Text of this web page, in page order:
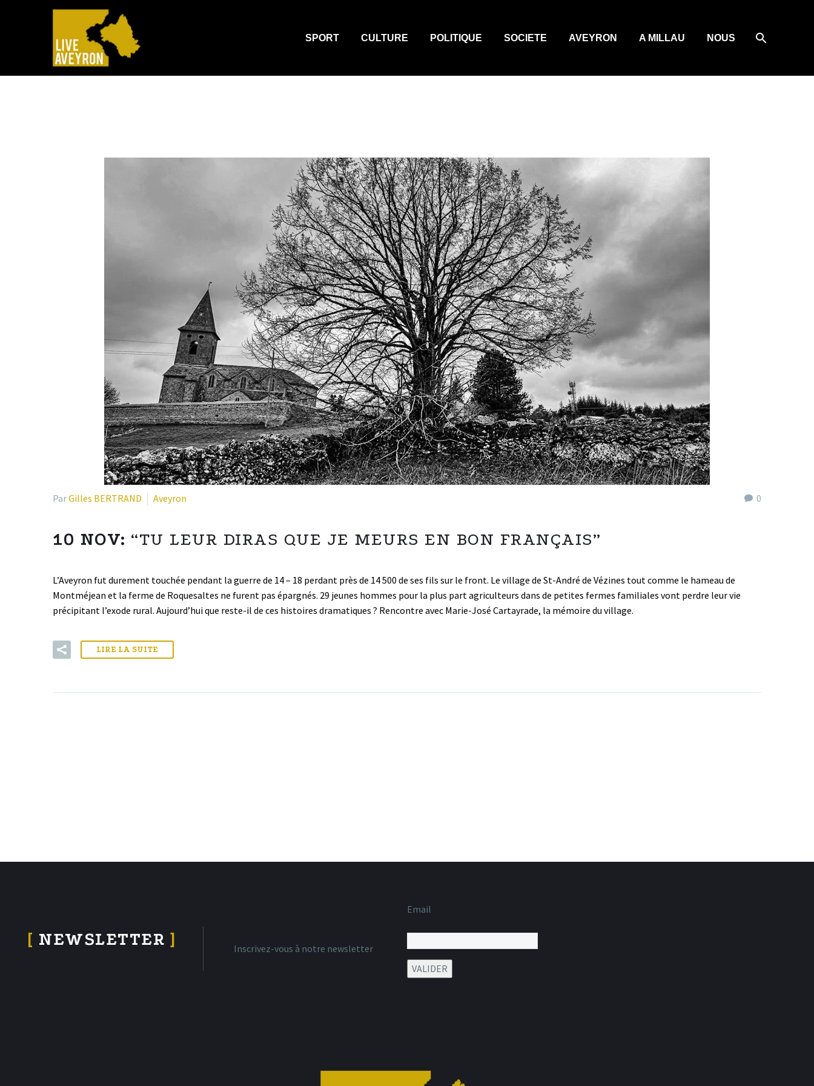
SPORT CULTURE POLITIQUE SOCIETE AVEYRON A MILLAU NOUS
0
ParGilles BERTRAND Aveyron
10 NOV: “TU LEUR DIRAS QUE JE MEURS EN BON FRANÇAIS”
L’Aveyron fut durement touchée pendant la guerre de 14 – 18 perdant près de 14 500 de ses fils sur le front. Le village de St-André de Vézines tout comme le hameau de
Montméjean et la ferme de Roquesaltes ne furent pas épargnés. 29 jeunes hommes pour la plus part agriculteurs dans de petites fermes familiales vont perdre leur vie
précipitant l’exode rural. Aujourd’hui que reste-il de ces histoires dramatiques ? Rencontre avec Marie-José Cartayrade, la mémoire du village.
LIRE LA SUITE
[ NEWSLETTER ] Inscrivez-vous à notre newsletter
Email
VALIDER